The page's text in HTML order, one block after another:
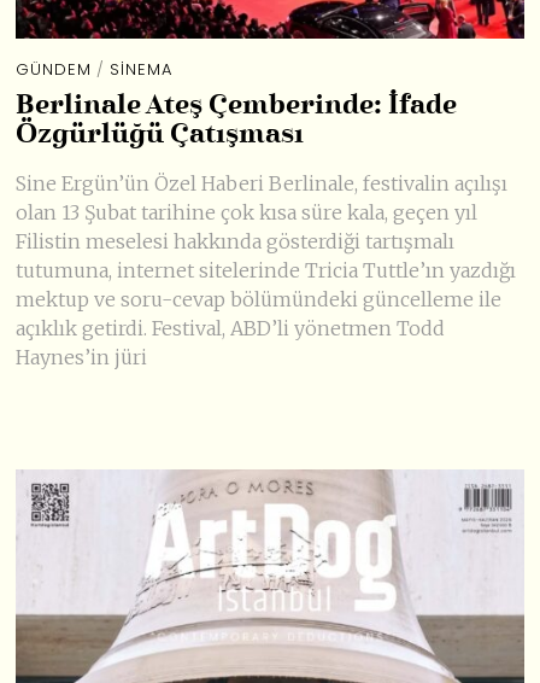
GÜNDEM / SINEMA
Berlinale Ateş Çemberinde: İfade
Özgürlüğü Çatışması
Sine Ergün’ün Özel Haberi Berlinale, festivalin açılışı
olan 13 Şubat tarihine çok kısa süre kala, geçen yıl
Filistin meselesi hakkında gösterdiği tartışmalı
tutumuna, internet sitelerinde Tricia Tuttle’ın yazdığı
mektup ve soru-cevap bölümündeki güncelleme ile
açıklık getirdi. Festival, ABD’li yönetmen Todd
Haynes’in jüri